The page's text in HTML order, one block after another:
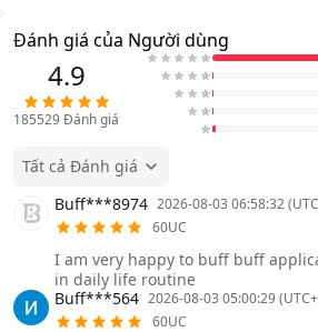
Đánh giá của Người dùng
4.9
185529Đánh giá
Tất cả Đánh giá
Buff***8974 2026-08-03 06:58:32
60UC
I am very happy to buff buff
in daily life routine
Buff***564 2026-08-03 05:00:29
60UC